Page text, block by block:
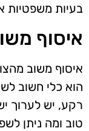
בעיות משפטיות
איסוף
איסוף משוב
הוא כלי חשוב
רקע, יש לערוך
טוב ומה ניתן